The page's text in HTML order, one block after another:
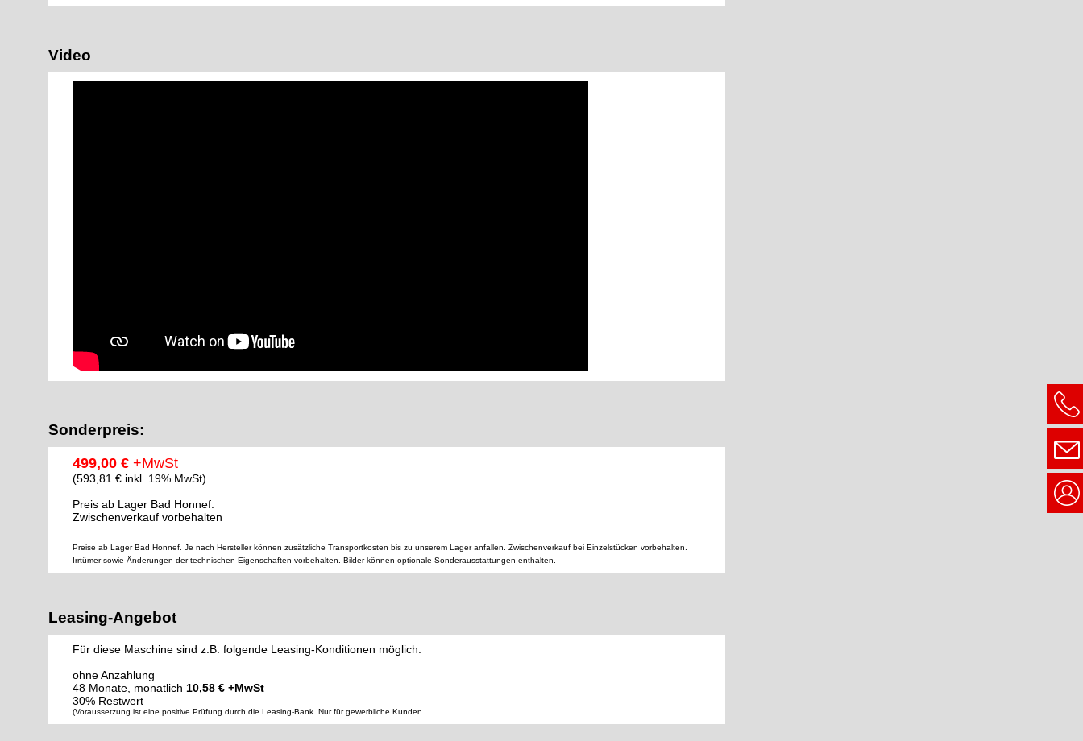
Video
Sonderpreis:
499,00 € +MwSt
(593,81 € inkl. 19% MwSt)
Preis ab Lager Bad Honnef.
Zwischenverkauf vorbehalten
Preise ab Lager Bad Honnef. Je nach Hersteller können zusätzliche Transportkosten bis zu unserem Lager anfallen. Zwischenverkauf bei Einzelstücken vorbehalten.
Irrtümer sowie Änderungen der technischen Eigenschaften vorbehalten. Bilder können optionale Sonderausstattungen enthalten.
Leasing-Angebot
Für diese Maschine sind z.B. folgende Leasing-Konditionen möglich:
ohne Anzahlung
48 Monate, monatlich 10,58 € +MwSt
30% Restwert
(Voraussetzung ist eine positive Prüfung durch die Leasing-Bank. Nur für gewerbliche Kunden.